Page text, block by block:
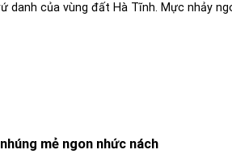
danh của vùng đất Hà Tĩnh. Mực nhảy
mẻ ngon nhức nách